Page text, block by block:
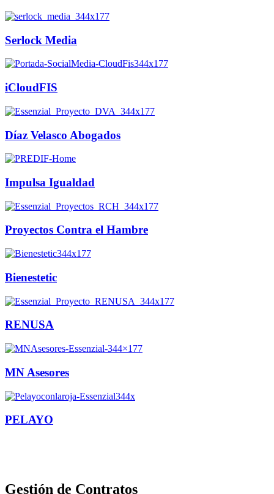
Serlock Media
iCloudFIS
Díaz Velasco Abogados
Impulsa Igualdad
Proyectos Contra el Hambre
Bienestetic
RENUSA
MN Asesores
PELAYO
Gestión de Contratos